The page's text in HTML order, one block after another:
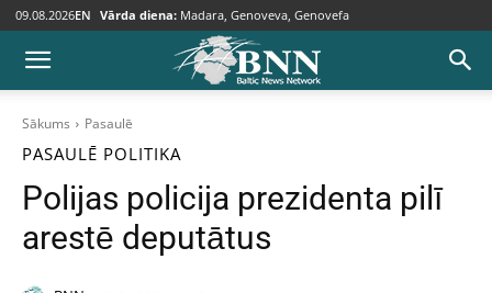
09.08.2026EN Vārda diena: Madara, Genoveva, Genovefa
Sākums Pasaulē
PASAULĒ POLITIKA
Polijas policija prezidenta pilī
arestē deputātus